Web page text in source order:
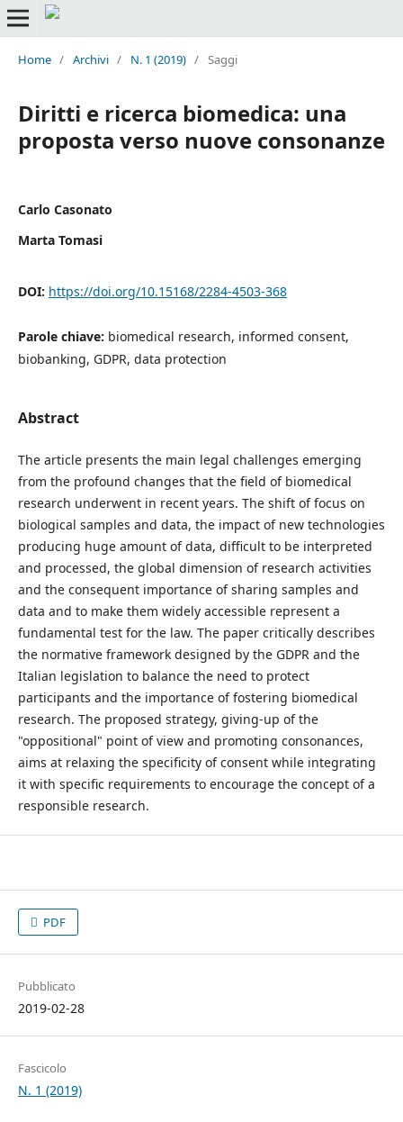
Home / Archivi / N. 1 (2019) / Saggi
Diritti e ricerca biomedica: una
proposta verso nuove consonanze
Carlo Casonato
Marta Tomasi
DOI: https://doi.org/10.15168/2284-4503-368
Parole chiave: biomedical research, informed consent,
biobanking, GDPR, data protection
Abstract
The article presents the main legal challenges emerging
from the profound changes that the field of biomedical
research underwent in recent years. The shift of focus on
biological samples and data, the impact of new technologies
producing huge amount of data, difficult to be interpreted
and processed, the global dimension of research activities
and the consequent importance of sharing samples and
data and to make them widely accessible represent a
fundamental test for the law. The paper critically describes
the normative framework designed by the GDPR and the
Italian legislation to balance the need to protect
participants and the importance of fostering biomedical
research. The proposed strategy, giving-up of the
"oppositional" point of view and promoting consonances,
aims at relaxing the specificity of consent while integrating
it with specific requirements to encourage the concept of a
responsible research.
PDF
Pubblicato
2019-02-28
Fascicolo
N. 1 (2019)